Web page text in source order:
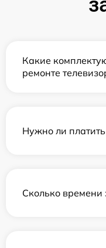
Какие
ремонте
Нужно ли
Сколько времени